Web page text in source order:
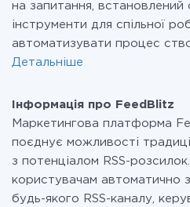
на запитання, встановлений
інструменти для спільної
автоматизувати процес
Детальніше
Інформація про FeedBlitz
Маркетингова платформа
поєднує можливості
з потенціалом RSS-
користувачам автоматично
будь-якого RSS-каналу,